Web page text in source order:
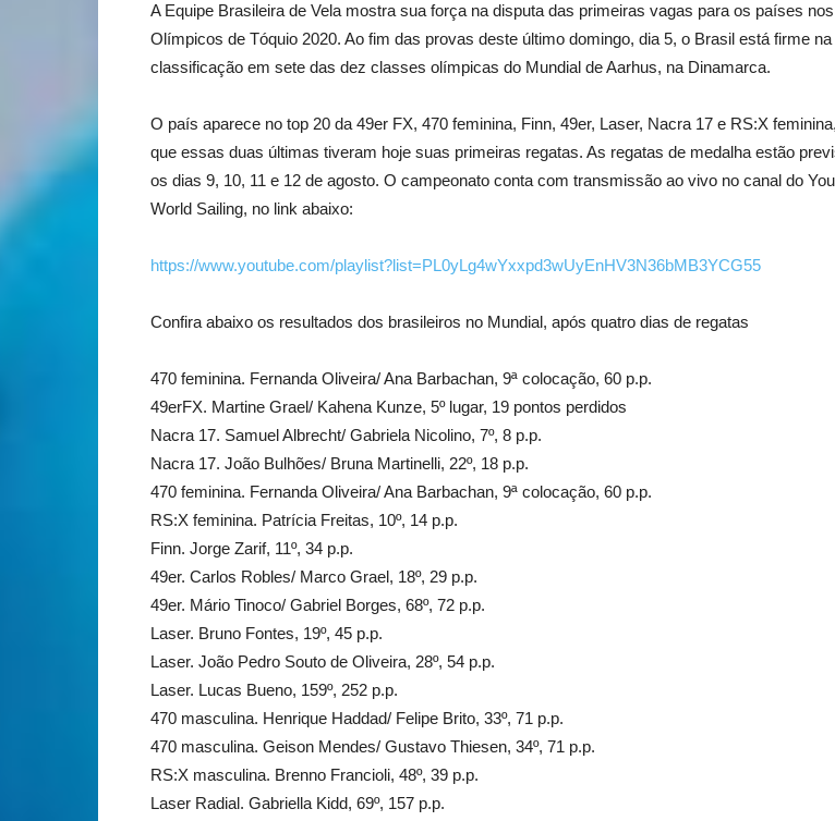
A Equipe Brasileira de Vela mostra sua força na disputa das primeiras vagas para os países
Olímpicos de Tóquio 2020. Ao fim das provas deste último domingo, dia 5, o Brasil está firme na
classificação em sete das dez classes olímpicas do Mundial de Aarhus, na Dinamarca.
O país aparece no top 20 da 49er FX, 470 feminina, Finn, 49er, Laser, Nacra 17 e RS:X
que essas duas últimas tiveram hoje suas primeiras regatas. As regatas de medalha estão
os dias 9, 10, 11 e 12 de agosto. O campeonato conta com transmissão ao vivo no canal do
World Sailing, no link abaixo:
https://www.youtube.com/playlist?list=PL0yLg4wYxxpd3wUyEnHV3N36bMB3YCG55
Confira abaixo os resultados dos brasileiros no Mundial, após quatro dias de regatas
470 feminina. Fernanda Oliveira/ Ana Barbachan, 9ª colocação, 60 p.p.
49erFX. Martine Grael/ Kahena Kunze, 5º lugar, 19 pontos perdidos
Nacra 17. Samuel Albrecht/ Gabriela Nicolino, 7º, 8 p.p.
Nacra 17. João Bulhões/ Bruna Martinelli, 22º, 18 p.p.
470 feminina. Fernanda Oliveira/ Ana Barbachan, 9ª colocação, 60 p.p.
RS:X feminina. Patrícia Freitas, 10º, 14 p.p.
Finn. Jorge Zarif, 11º, 34 p.p.
49er. Carlos Robles/ Marco Grael, 18º, 29 p.p.
49er. Mário Tinoco/ Gabriel Borges, 68º, 72 p.p.
Laser. Bruno Fontes, 19º, 45 p.p.
Laser. João Pedro Souto de Oliveira, 28º, 54 p.p.
Laser. Lucas Bueno, 159º, 252 p.p.
470 masculina. Henrique Haddad/ Felipe Brito, 33º, 71 p.p.
470 masculina. Geison Mendes/ Gustavo Thiesen, 34º, 71 p.p.
RS:X masculina. Brenno Francioli, 48º, 39 p.p.
Laser Radial. Gabriella Kidd, 69º, 157 p.p.